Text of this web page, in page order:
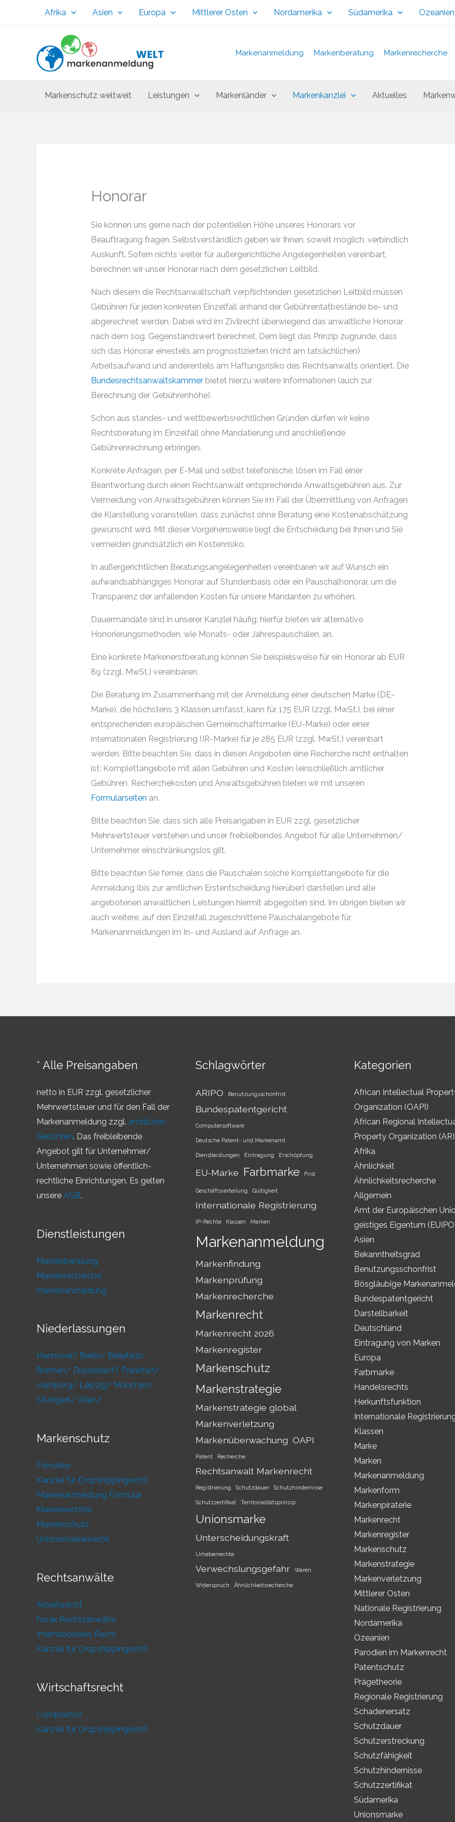
Afrika Asien Europa Mittlerer Osten Nordamerika Südamerika Ozeanien
Markenanmeldung Markenberatung Markenrecherche
Markenschutz weltweit Leistungen Markenländer Markenkanzlei Aktuelles
Honorar
Sie können uns gerne nach der potentiellen Höhe unseres Honorars vor
Beauftragung fragen. Selbstverständlich geben wir Ihnen, soweit möglich, verbindlich
Auskunft. Sofern nichts weiter für außergerichtliche Angelegenheiten vereinbart,
berechnen wir unser Honorar nach dem gesetzlichen Leitbild.
Nach diesem die Rechtsanwaltschaft verpflichtenden gesetzlichen Leitbild müssen
Gebühren für jeden konkreten Einzelfall anhand der Gebührentatbestände be- und
abgerechnet werden. Dabei wird im Zivilrecht überwiegend das anwaltliche Honorar
nach dem sog. Gegenstandswert berechnet. Dem liegt das Prinzip zugrunde, dass
sich das Honorar einesteils am prognostizierten (nicht am tatsächlichen)
Arbeitsaufwand und anderenteils am Haftungsrisiko des Rechtsanwalts orientiert. Die
Bundesrechtsanwaltskammerbietet hierzu weitere Informationen (auch zur
Berechnung der Gebührenhöhe).
Schon aus standes- und wettbewerbsrechtlichen Gründen dürfen wir keine
Rechtsberatung im Einzelfall ohne Mandatierung und anschließende
Gebührenrechnung erbringen.
Konkrete Anfragen, per E-Mail und selbst telefonische, lösen im Fall einer
Beantwortung durch einen Rechtsanwalt entsprechende Anwaltsgebühren aus. Zur
Vermeidung von Anwaltsgebühren können Sie im Fall der Übermittlung von Anfragen
die Klarstellung voranstellen, dass zunächst ohne Beratung eine Kostenabschätzung
gewünscht wird. Mit dieser Vorgehensweise liegt die Entscheidung bei Ihnen und Sie
vermeiden grundsätzlich ein Kostenrisiko.
In außergerichtlichen Beratungsangelegenheiten vereinbaren wir auf Wunsch ein
aufwandsabhängiges Honorar auf Stundenbasis oder ein Pauschalhonorar, um die
Transparenz der anfallenden Kosten für unsere Mandanten zu erhöhen.
Dauermandate sind in unserer Kanzlei häufig; hierfür bieten wir alternative
Honorierungsmethoden, wie Monats- oder Jahrespauschalen, an.
Eine konkrete Markenerstberatung können Sie beispielsweise für ein Honorar ab EUR
89 (zzgl. MwSt.) vereinbaren.
Die Beratung im Zusammenhang mit der Anmeldung einer deutschen Marke (DE-
Marke), die höchstens 3 Klassen umfasst, kann für 175 EUR (zzgl. MwSt.), bei einer
entsprechenden europäischen Gemeinschaftsmarke (EU-Marke) oder einer
internationalen Registrierung (IR-Marke) für je 285 EUR (zzgl. MwSt.) vereinbart
werden. Bitte beachten Sie, dass in diesen Angeboten eine Recherche nicht enthalten
ist; Komplettangebote mit allen Gebühren und Kosten (einschließlich amtlicher
Gebühren, Recherchekosten und Anwaltsgebühren bieten wir mit unseren
Formularseiten an.
Bitte beachten Sie, dass sich alle Preisangaben in EUR zzgl. gesetzlicher
Mehrwertsteuer verstehen und unser freibleibendes Angebot für alle Unternehmen/
Unternehmer einschränkungslos gilt.
Bitte beachten Sie ferner, dass die Pauschalen solche Komplettangebote für die
Anmeldung (bis zur amtlichen Erstentscheidung hierüber) darstellen und alle
angebotenen anwaltlichen Leistungen hiermit abgegolten sind. Im übrigen bieten wir
auch weitere, auf den Einzelfall zugeschnittene Pauschalangebote für
Markenanmeldungen im In- und Ausland auf Anfrage an.
* Alle Preisangaben
netto in EUR zzgl. gesetzlicher
Mehrwertsteuer und für den Fall der
Markenanmeldung zzgl. amtlichen
Gebühren. Das freibleibende
Angebot gilt für Unternehmer/
Unternehmen sowie öffentlich-
rechtliche Einrichtungen. Es gelten
unsere AGB.
Dienstleistungen
Markenberatung
Markenrecherche
Markenanmeldung
Niederlassungen
Hannover/ Berlin/ Bielefeld/
Bremen/ Düsseldorf/ Frankfurt/
Hamburg/ Leipzig/ München/
Stuttgart/ Wien/
Markenschutz
Fixmarke
Kanzlei für Dropshippingrecht
Markenanmeldung Formular
Markenrechtler
Markenschutz
Unionsmarkenrecht
Rechtsanwälte
Arbeitsrecht
horak Rechtsanwälte
Internationales Recht
Kanzlei für Dropshippingrecht
Wirtschaftsrecht
Compliance
Kanzlei für Dropshippingrecht
Schlagwörter
ARIPO Benutzungsschonfrist
Bundespatentgericht
Computersoftware
Deutsche Patent- und Markenamt
Dienstleistungen Eintragung Erschöpfung
EU-Marke Farbmarke Frist
Geschäftsverteilung Gültigkeit
Internationale Registrierung
IP-Rechte Klassen Marken
Markenanmeldung
Markenfindung
Markenprüfung
Markenrecherche
Markenrecht
Markenrecht 2026
Markenregister
Markenschutz
Markenstrategie
Markenstrategie global
Markenverletzung
Markenüberwachung OAPI
Patent Recherche
Rechtsanwalt Markenrecht
Registrierung Schutzdauer Schutzhindernisse
Schutzzertifikat Territorialitätsprinzip
Unionsmarke
Unterscheidungskraft
Urheberrechte
Verwechslungsgefahr Waren
Widerspruch Ähnlichkeitsrecherche
Kategorien
African Intellectual
Organization (OAPI)
African Regional
Property Organization
Afrika
Ähnlichkeit
Ähnlichkeitsrecherche
Allgemein
Amt der Europäischen
geistiges Eigentum
Asien
Bekanntheitsgrad
Benutzungsschonfrist
Bösgläubige
Bundespatentgericht
Darstellbarkeit
Deutschland
Eintragung von Marken
Europa
Farbmarke
Handelsrechts
Herkunftsfunktion
Internationale
Klassen
Marke
Marken
Markenanmeldung
Markenform
Markenpiraterie
Markenrecht
Markenregister
Markenschutz
Markenstrategie
Markenverletzung
Mittlerer Osten
Nationale Registrierung
Nordamerika
Ozeanien
Parodien im Markenrecht
Patentschutz
Prägetheorie
Regionale Registrierung
Schadenersatz
Schutzdauer
Schutzerstreckung
Schutzfähigkeit
Schutzhindernisse
Schutzzertifikat
Südamerika
Unionsmarke